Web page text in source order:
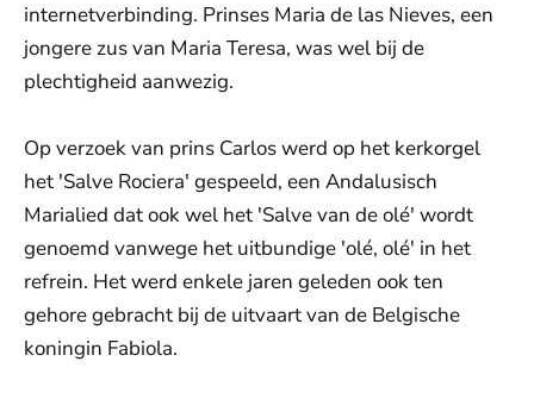
internetverbinding. Prinses Maria de las Nieves, een
jongere zus van Maria Teresa, was wel bij de
plechtigheid aanwezig.
Op verzoek van prins Carlos werd op het kerkorgel
het 'Salve Rociera' gespeeld, een Andalusisch
Marialied dat ook wel het 'Salve van de olé' wordt
genoemd vanwege het uitbundige 'olé, olé' in het
refrein. Het werd enkele jaren geleden ook ten
gehore gebracht bij de uitvaart van de Belgische
koningin Fabiola.